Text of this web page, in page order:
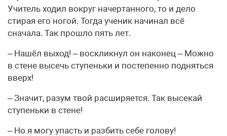
Учитель ходил вокруг начертанного, то и дело
стирая его ногой. Тогда ученик начинал всё
сначала. Так прошло пять лет.
– Нашёл выход! – воскликнул он наконец – Можно
в стене высечь ступеньки и постепенно подняться
вверх!
– Значит, разум твой расширяется. Так высекай
ступеньки в стене!
– Но я могу упасть и разбить себе голову!